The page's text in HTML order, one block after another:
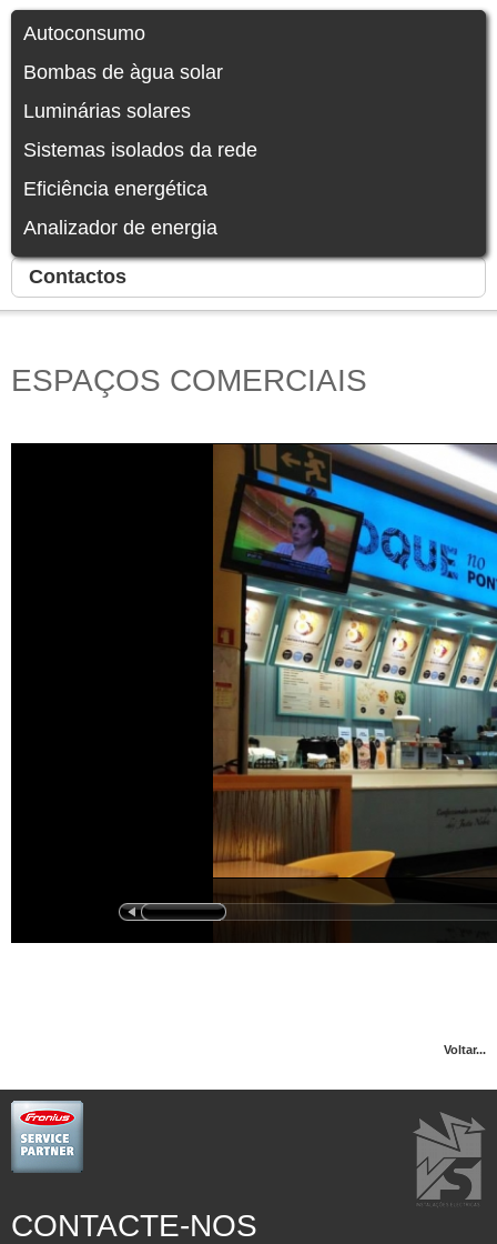
Autoconsumo
Bombas de àgua solar
Luminárias solares
Sistemas isolados da rede
Eficiência energética
Analizador de energia
Contactos
ESPAÇOS COMERCIAIS
Voltar...
CONTACTE-NOS